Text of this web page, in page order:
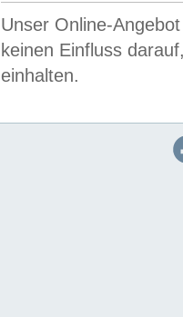
Unser Online-
keinen Einfluss
einhalten.